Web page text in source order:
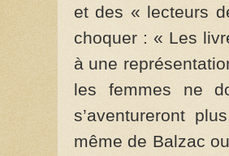
et des « lecteurs
choquer : « Les
à une
les femmes ne
s’aventureront
même de Balzac